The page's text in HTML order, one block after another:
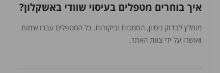
איך בוחרים מטפלים בעיסוי שוודי באשקלון?
מומלץ לבדוק ניסיון, הסמכות וביקורות. כל המטפלים עברו אימות
ואושרו על ידי צוות האתר.